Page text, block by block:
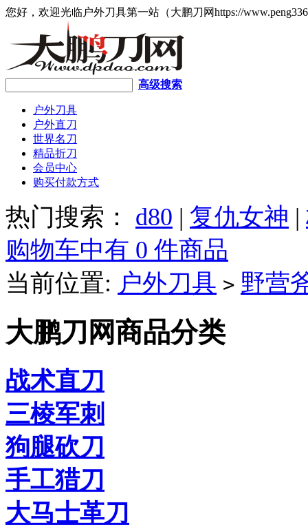
您好，欢迎光临户外刀具第一站（大鹏刀网https://
高级搜索
户外刀具
户外直刀
世界名刀
精品折刀
会员中心
购买付款方式
热门搜索： d80 | 复仇女神 |
购物车中有 0 件商品
当前位置: 户外刀具 > 野营
大鹏刀网商品分类
战术直刀
三棱军刺
狗腿砍刀
手工猎刀
大马士革刀